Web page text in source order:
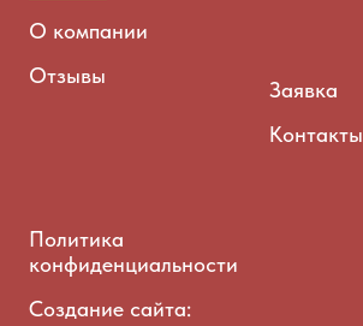
О компании
Отзывы
Заявка
Контакты
Политика
конфиденциальности
Создание сайта: